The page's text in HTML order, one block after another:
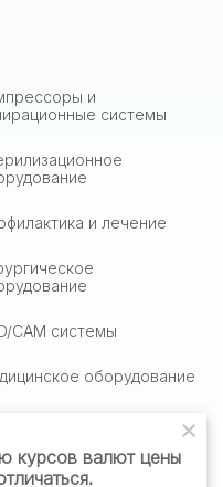
и
системы
и лечение
CAM системы
оборудование
курсов валют цены